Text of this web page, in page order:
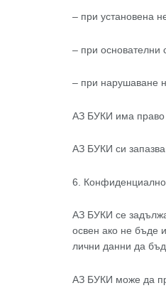
– при установена
– при
– при нарушаване
АЗ БУКИ има право
АЗ БУКИ си
6.
АЗ БУКИ се
освен ако не бъде
лични данни да
АЗ БУКИ може да